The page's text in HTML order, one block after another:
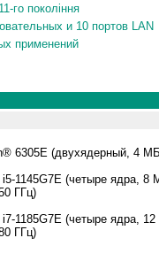
го покоління
и 10 портов LAN
применений
6305E (двухядерный , 4
1145G7E (четыре ядра, 8
ГГц)
1185G7E (четыре ядра,
ГГц)